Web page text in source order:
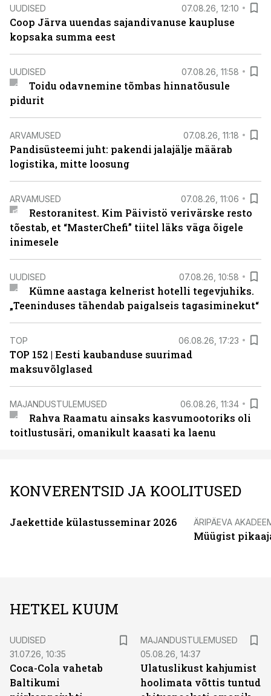
UUDISED 07.08.26, 12:10
Coop Järva uuendas sajandivanuse kaupluse
kopsaka summa eest
UUDISED 07.08.26, 11:58
Toidu odavnemine tõmbas hinnatõusule
pidurit
ARVAMUSED 07.08.26, 11:18
Pandisüsteemi juht: pakendi jalajälje määrab
logistika, mitte loosung
ARVAMUSED 07.08.26, 11:06
Restoranitest. Kim Päivistö verivärske resto
tõestab, et “MasterChefi” tiitel läks väga õigele
inimesele
UUDISED 07.08.26, 10:58
Kümne aastaga kelnerist hotelli tegevjuhiks.
„Teeninduses tähendab paigalseis tagasiminekut“
TOP 06.08.26, 17:23
TOP 152 | Eesti kaubanduse suurimad
maksuvõlglased
MAJANDUSTULEMUSED 06.08.26, 11:34
Rahva Raamatu ainsaks kasvumootoriks oli
toitlustusäri, omanikult kaasati ka laenu
KONVERENTSID JA KOOLITUSED
Jaekettide külastusseminar 2026 ÄRIPÄEVA
Müügist
HETKEL KUUM
UUDISED
31.07.26, 10:35
Coca-Cola vahetab
Baltikumi
MAJANDUSTULEMUSED
05.08.26, 14:37
Ulatuslikust kahjumist
hoolimata võttis tuntud